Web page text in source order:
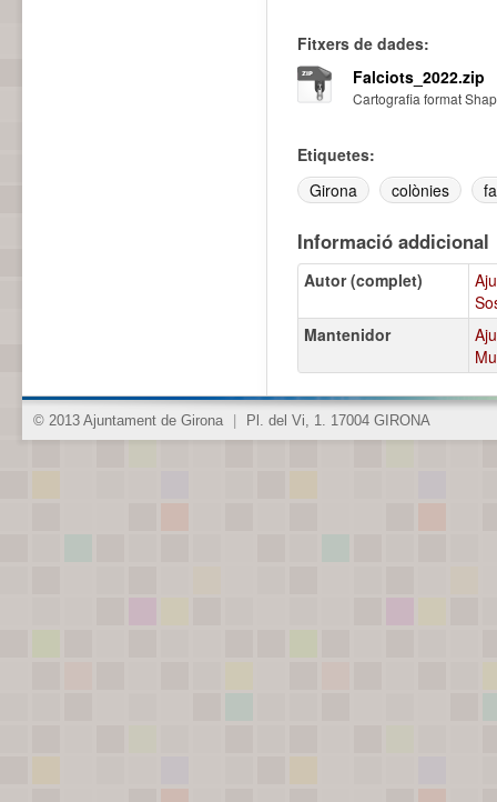
Fitxers de dades:
Falciots_2022.zip
Cartografia format
Etiquetes:
Girona
colònies
Informació addicional
Autor (complet)
Mantenidor
© 2013 Ajuntament de Girona Pl. del Vi, 1. 17004 GIRONA